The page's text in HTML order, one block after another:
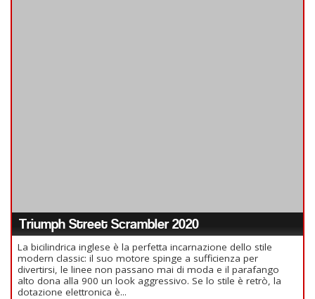
Triumph Street Scrambler 2020
La bicilindrica inglese è la perfetta incarnazione dello stile
modern classic: il suo motore spinge a sufficienza per
divertirsi, le linee non passano mai di moda e il parafango
alto dona alla 900 un look aggressivo. Se lo stile è retrò, la
dotazione elettronica è...